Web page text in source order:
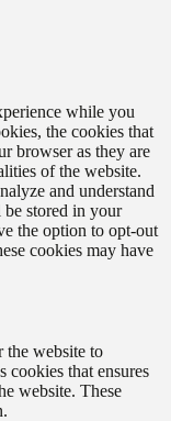
while you
the cookies that
browser as they are
of the website.
and understand
stored in your
the option to opt-out
cookies may have
the website to
that ensures
website. These